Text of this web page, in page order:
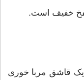
خفیف است.
یک قاشق مربا خوری